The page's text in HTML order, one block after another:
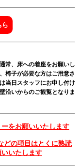
ら
常、床への着座をお願いし
椅子が必要な方はご用意さ
当日スタッフにお申し付け
沿いからのご観覧となりま
をお願いいたします
どの項目はとくに熟読
いたします